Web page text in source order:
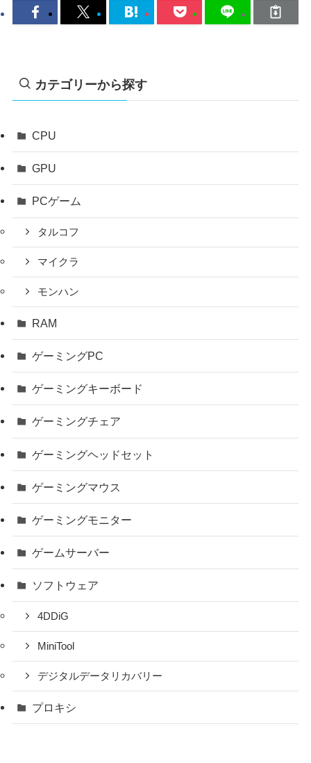
カテゴリーから探す
CPU
GPU
PCゲーム
タルコフ
マイクラ
モンハン
RAM
ゲーミングPC
ゲーミングキーボード
ゲーミングチェア
ゲーミングヘッドセット
ゲーミングマウス
ゲーミングモニター
ゲームサーバー
ソフトウェア
4DDiG
MiniTool
デジタルデータリカバリー
プロキシ